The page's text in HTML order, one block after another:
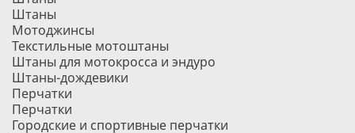
Штаны
Мотоджинсы
Текстильные мотоштаны
Штаны для мотокросса и эндуро
Штаны-дождевики
Перчатки
Перчатки
Городские и спортивные перчатки